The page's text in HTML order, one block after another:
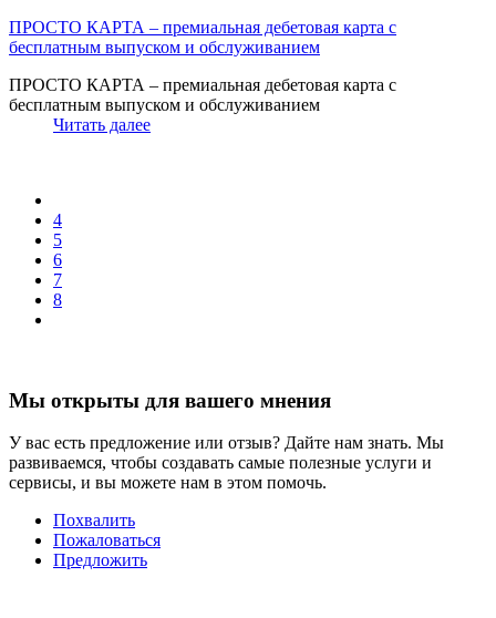
ПРОСТО КАРТА – премиальная дебетовая карта с
бесплатным выпуском и обслуживанием
ПРОСТО КАРТА – премиальная дебетовая карта с
бесплатным выпуском и обслуживанием
Читать далее
4
5
6
7
8
Мы открыты для вашего мнения
У вас есть предложение или отзыв? Дайте нам знать. Мы
развиваемся, чтобы создавать самые полезные услуги и
сервисы, и вы можете нам в этом помочь.
Похвалить
Пожаловаться
Предложить